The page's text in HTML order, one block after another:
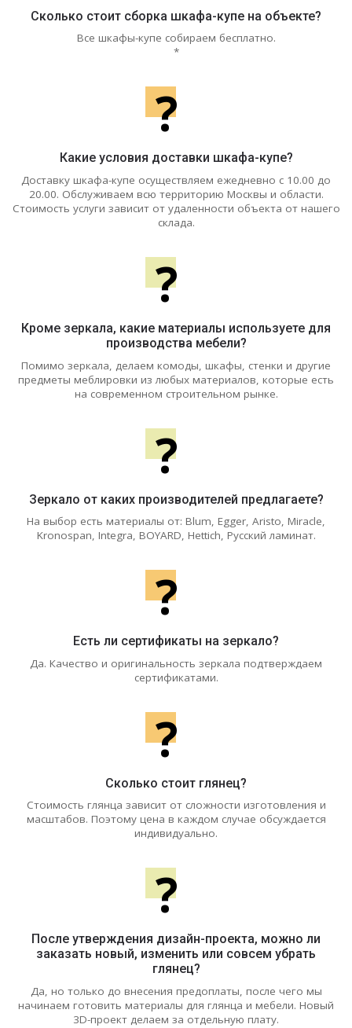
Сколько стоит сборка шкафа-купе на объекте?
Все шкафы-купе собираем бесплатно.
*
?
Какие условия доставки шкафа-купе?
Доставку шкафа-купе осуществляем ежедневно с 10.00 до
20.00. Обслуживаем всю территорию Москвы и области.
Стоимость услуги зависит от удаленности объекта от нашего
склада.
?
Кроме зеркала, какие материалы используете для
производства мебели?
Помимо зеркала, делаем комоды, шкафы, стенки и другие
предметы меблировки из любых материалов, которые есть
на современном строительном рынке.
?
Зеркало от каких производителей предлагаете?
На выбор есть материалы от: Blum, Egger, Aristo, Miracle,
Kronospan, Integra, BOYARD, Hettich, Русский ламинат.
?
Есть ли сертификаты на зеркало?
Да. Качество и оригинальность зеркала подтверждаем
сертификатами.
?
Сколько стоит глянец?
Стоимость глянца зависит от сложности изготовления и
масштабов. Поэтому цена в каждом случае обсуждается
индивидуально.
?
После утверждения дизайн-проекта, можно ли
заказать новый, изменить или совсем убрать
глянец?
Да, но только до внесения предоплаты, после чего мы
начинаем готовить материалы для глянца и мебели. Новый
3D-проект делаем за отдельную плату.